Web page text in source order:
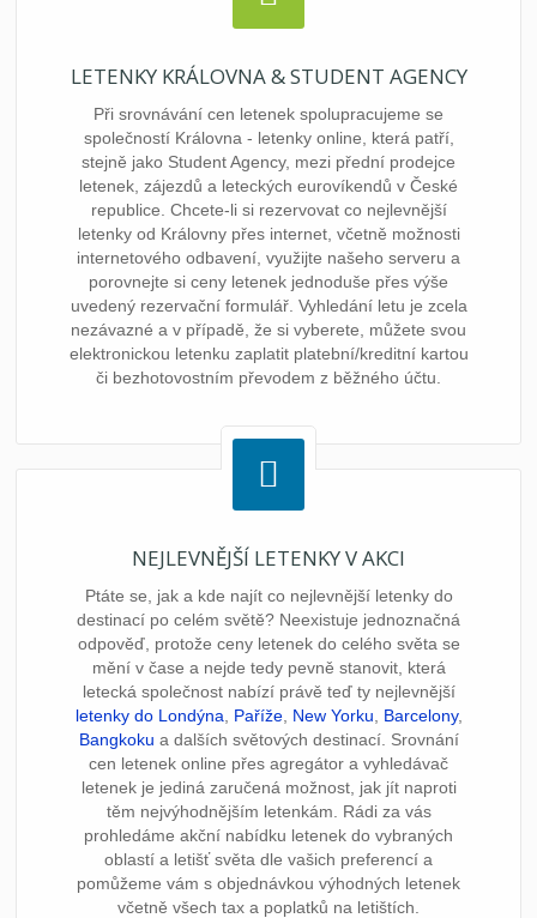
LETENKY KRÁLOVNA & STUDENT AGENCY
Při srovnávání cen letenek spolupracujeme se
společností Královna - letenky online, která patří,
stejně jako Student Agency, mezi přední prodejce
letenek, zájezdů a leteckých eurovíkendů v České
republice. Chcete-li si rezervovat co nejlevnější
letenky od Královny přes internet, včetně možnosti
internetového odbavení, využijte našeho serveru a
porovnejte si ceny letenek jednoduše přes výše
uvedený rezervační formulář. Vyhledání letu je zcela
nezávazné a v případě, že si vyberete, můžete svou
elektronickou letenku zaplatit platební/kreditní kartou
či bezhotovostním převodem z běžného účtu.
NEJLEVNĚJŠÍ LETENKY V AKCI
Ptáte se, jak a kde najít co nejlevnější letenky do
destinací po celém světě? Neexistuje jednoznačná
odpověď, protože ceny letenek do celého světa se
mění v čase a nejde tedy pevně stanovit, která
letecká společnost nabízí právě teď ty nejlevnější
letenky do Londýna
Paříže, New Yorku Barcelony,
Bangkoku a dalších světových destinací. Srovnání
cen letenek online přes agregátor a vyhledávač
letenek je jediná zaručená možnost, jak jít naproti
těm nejvýhodnějším letenkám. Rádi za vás
prohledáme akční nabídku letenek do vybraných
oblastí a letišť světa dle vašich preferencí a
pomůžeme vám s objednávkou výhodných letenek
včetně všech tax a poplatků na letištích.